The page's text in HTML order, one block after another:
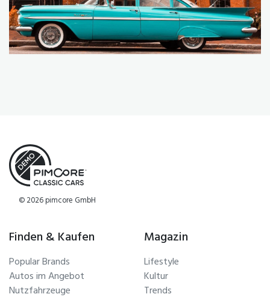
© 2026 pimcore GmbH
Finden & Kaufen
Popular Brands
Autos im Angebot
Nutzfahrzeuge
Magazin
Lifestyle
Kultur
Trends